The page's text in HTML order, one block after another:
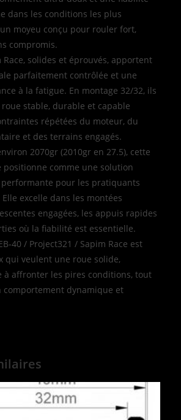
dans les conditions les plus
un moyeu conçu pour rouler fort,
compromis.
Race, solides et éprouvés, apportent
parfaitement contrôlée et une
à la fatigue. En montage 32/32, ils
stable, durable et capable
répétées du moteur, du
et des terrains engagés.
2070gr (2010gr en 27.5), cette
positionne comme une solution
pour les pratiquants
Elle excelle dans les montées
engagées, les appuis rapides
où la fiabilité est essentielle.
/ Project321 / Sapim Race est
qui veulent une roue solide,
à affronter les pires conditions, tout
comportement dynamique et